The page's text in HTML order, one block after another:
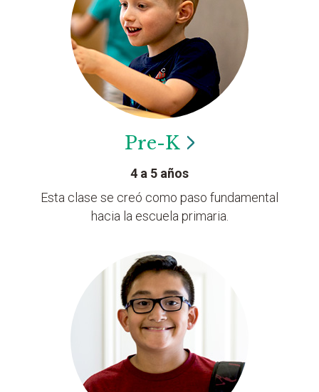
Pre-K
4 a 5 años
Esta clase se creó como paso fundamental
hacia la escuela primaria.